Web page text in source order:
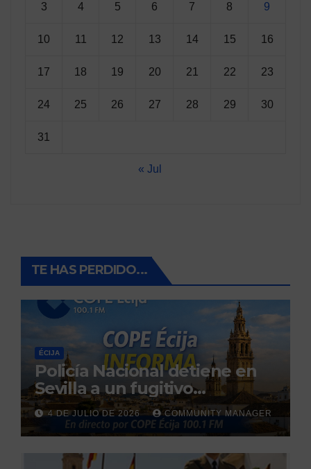
3 4 5 6 7 8 9
10 11 12 13 14 15 16
17 18 19 20 21 22 23
24 25 26 27 28 29 30
31
« Jul
TE HAS PERDIDO...
ÉCIJA
Policía Nacional detiene en
Sevilla a un fugitivo
reclamado por narcotráfico
tras no regresar a prisión
durante un permiso
penitenciario
4 DE JULIO DE 2026 COMMUNITY MANAGER